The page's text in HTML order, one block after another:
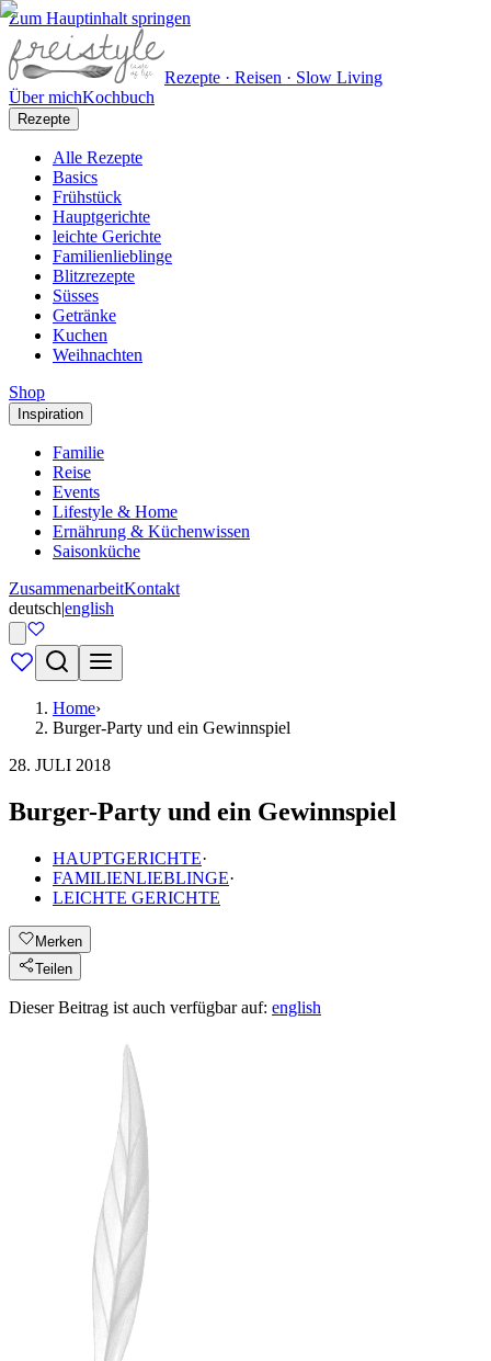
Zum Hauptinhalt springen
Rezepte · Reisen · Slow Living
Über michKochbuch
Rezepte
Alle Rezepte
Basics
Frühstück
Hauptgerichte
leichte Gerichte
Familienlieblinge
Blitzrezepte
Süsses
Getränke
Kuchen
Weihnachten
Shop
Inspiration
Familie
Reise
Events
Lifestyle & Home
Ernährung & Küchenwissen
Saisonküche
ZusammenarbeitKontakt
deutsch|english
Home›
Burger-Party und ein Gewinnspiel
28. JULI 2018
Burger-Party und ein Gewinnspiel
HAUPTGERICHTE·
FAMILIENLIEBLINGE·
LEICHTE GERICHTE
Merken
Teilen
Dieser Beitrag ist auch verfügbar auf: english